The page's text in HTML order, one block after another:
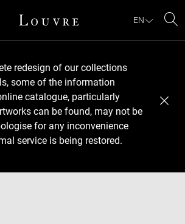
EN
redesign of our collections
some of the information
catalogue, particularly
can be found, may not be
for any inconvenience
service is being restored.
panel